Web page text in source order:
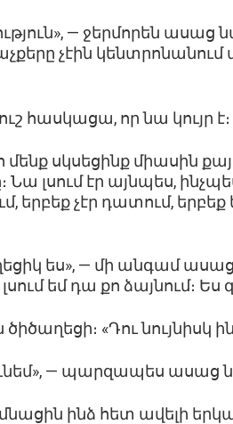
— ջերմորեն ասաց
չէին կենտրոնանում
հասկացա, որ նա կույր է։
սկսեցինք միասին
Նա լսում էր այնպես,
երբեք չէր դատում,
ես», — մի անգամ
եմ դա քո ձայնում։
«Դու նույնիսկ
— պարզապես ասաց
ինձ հետ ավելի